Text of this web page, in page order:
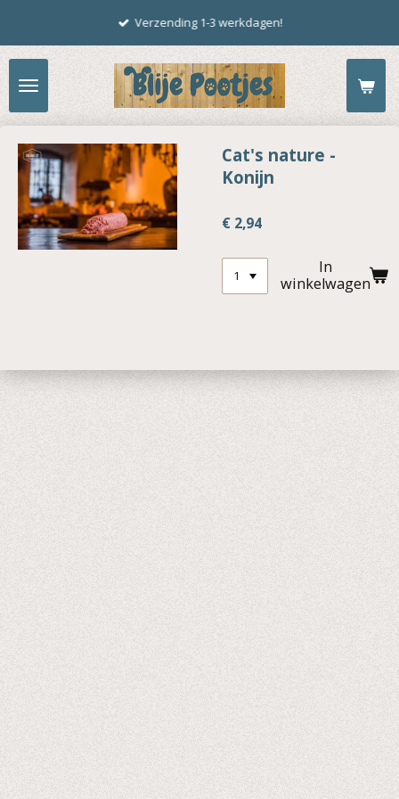
naar
de
hoofdinhoud
Verzending 1-3 werkdagen!
Cat's nature -
Konijn
€ 2,94
In
winkelwagen